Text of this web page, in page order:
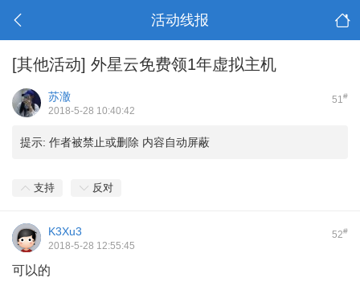
活动线报
[其他活动] 外星云免费领1年虚拟主机
51#
苏澈
2018-5-28 10:40:42
提示: 作者被禁止或删除 内容自动屏蔽
支持 反对
52#
K3Xu3
2018-5-28 12:55:45
可以的